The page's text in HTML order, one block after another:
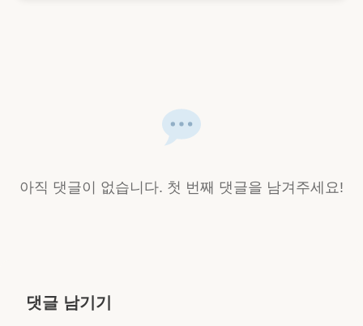
아직 댓글이 없습니다. 첫 번째 댓글을 남겨주세요!
댓글 남기기